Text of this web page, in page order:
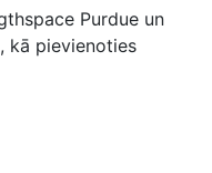
Purdue un
kā pievienoties